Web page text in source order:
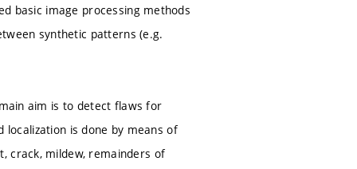
basic image processing methods
synthetic patterns (e.g.
aim is to detect flaws for
is done by means of
crack, mildew, remainders of